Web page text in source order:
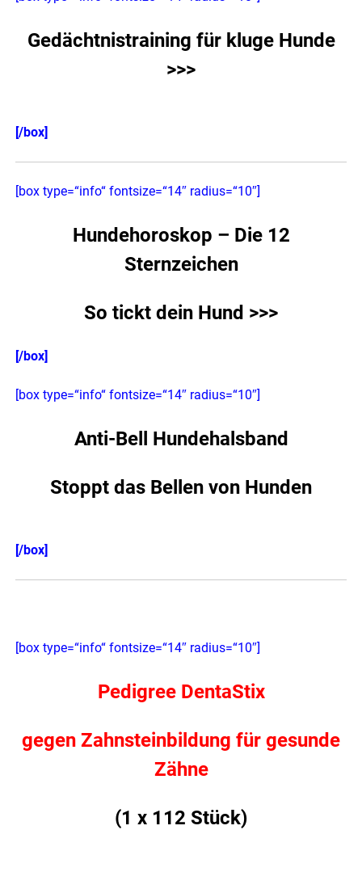
Gedächtnistraining für kluge Hunde
>>>
[/box]
[box type=“info“ fontsize=“14″ radius=“10″]
Hundehoroskop – Die 12
Sternzeichen
So tickt dein Hund >>>
[/box]
[box type=“info“ fontsize=“14″ radius=“10″]
Anti-Bell Hundehalsband
Stoppt das Bellen von Hunden
[/box]
[box type=“info“ fontsize=“14″ radius=“10″]
Pedigree DentaStix
gegen Zahnsteinbildung für gesunde
Zähne
(1 x 112 Stück)